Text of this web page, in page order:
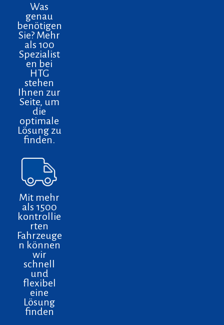
Was
genau
benötigen
Sie? Mehr
als 100
Spezialist
en bei
HTG
stehen
Ihnen zur
Seite, um
die
optimale
Lösung zu
finden.
Mit mehr
als 1500
kontrollie
rten
Fahrzeuge
n können
wir
schnell
und
flexibel
eine
Lösung
finden